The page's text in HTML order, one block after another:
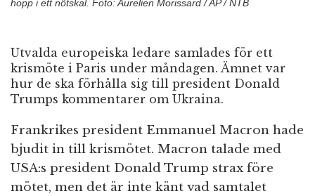
hopp i ett nötskal. Foto: Aurelien Morissard / AP / NTB
Utvalda europeiska ledare samlades för ett
krismöte i Paris under måndagen. Ämnet var
hur de ska förhålla sig till president Donald
Trumps kommentarer om Ukraina.
Frankrikes president Emmanuel Macron hade
bjudit in till krismötet. Macron talade med
USA:s president Donald Trump strax före
mötet, men det är inte känt vad samtalet